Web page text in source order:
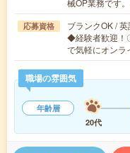
械OP業務です
応募資格
ブランクOK /
◆経験者歓迎！
で気軽にオン
職場の雰囲気
年齢層
20代